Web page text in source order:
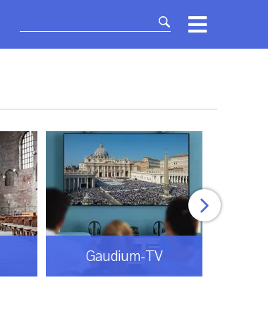
Gaudium-TV